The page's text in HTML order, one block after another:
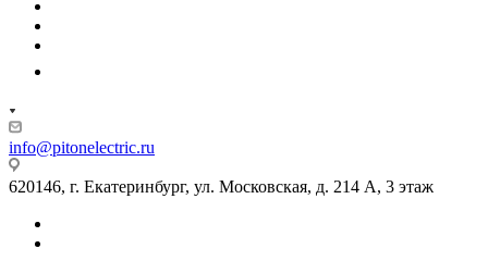
info@pitonelectric.ru
620146, г. Екатеринбург, ул. Московская, д. 214 А, 3 этаж